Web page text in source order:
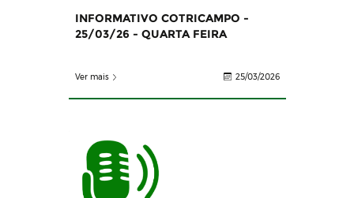
INFORMATIVO COTRICAMPO -
25/03/26 - QUARTA FEIRA
Ver mais 25/03/2026